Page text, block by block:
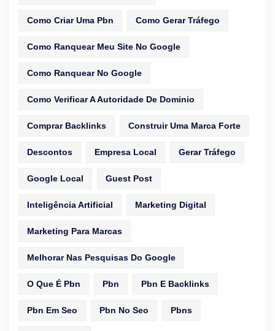
Como Criar Uma Pbn Como Gerar Tráfego
Como Ranquear Meu Site No Google
Como Ranquear No Google
Como Verificar A Autoridade De Dominio
Comprar Backlinks Construir Uma Marca Forte
Descontos Empresa Local Gerar Tráfego
Google Local Guest Post
Inteligência Artificial Marketing Digital
Marketing Para Marcas
Melhorar Nas Pesquisas Do Google
O Que É Pbn Pbn Pbn E Backlinks
Pbn Em Seo Pbn No Seo Pbns